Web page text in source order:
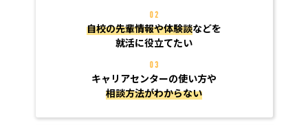
自校の先輩情報や体験談などを
就活に役立てたい
キャリアセンターの使い方や
相談方法がわからない